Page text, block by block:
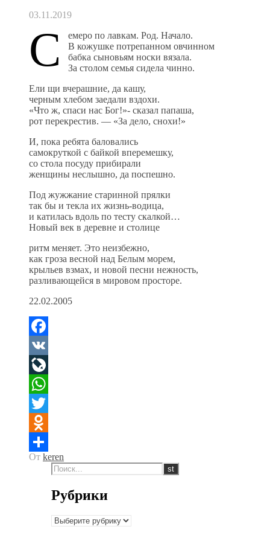
03.11.2019
С
емеро по лавкам. Род. Начало.
В кожушке потрепанном овчинном
бабка сыновьям носки вязала.
За столом семья сидела чинно.
Ели щи вчерашние, да кашу,
черным хлебом заедали вздохи.
«Что ж, спаси нас Бог!»- сказал папаша,
рот перекрестив. — «За дело, снохи!»
И, пока ребята баловались
самокруткой с байкой вперемешку,
со стола посуду прибирали
женщины неслышно, да поспешно.
Под жужжание старинной прялки
так бы и текла их жизнь-водица,
и катилась вдоль по тесту скалкой…
Новый век в деревне и столице
ритм меняет. Это неизбежно,
как гроза весной над Белым морем,
крыльев взмах, и новой песни нежность,
разливающейся в мировом просторе.
22.02.2005
Facebook
VK
LiveJournal
WhatsApp
Twitter
Odnoklassniki
Отправить
От keren
Рубрики
Рубрики